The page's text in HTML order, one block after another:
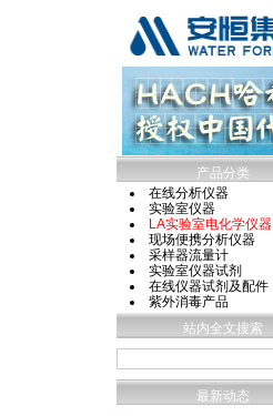
产品分类
在线分析仪器
实验室仪器
LA实验室电化学仪器
现场便携分析仪器
采样器流量计
实验室仪器试剂
在线仪器试剂及配件
紫外消毒产品
站内全文搜索
最新动态